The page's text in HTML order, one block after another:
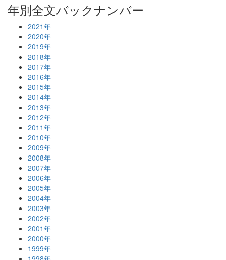
年別全文バックナンバー
2021年
2020年
2019年
2018年
2017年
2016年
2015年
2014年
2013年
2012年
2011年
2010年
2009年
2008年
2007年
2006年
2005年
2004年
2003年
2002年
2001年
2000年
1999年